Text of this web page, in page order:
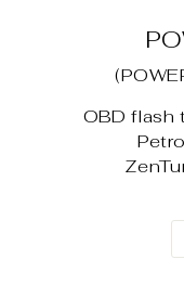
OBD flash